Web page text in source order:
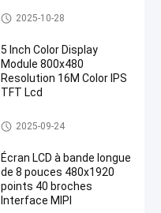
Affichage LCD TFT
2025-10-28
5 Inch Color Display
Module 800x480
Resolution 16M Color IPS
TFT Lcd
Affichage LCD TFT
2025-09-24
Écran LCD à bande longue
de 8 pouces 480x1920
points 40 broches
Interface MIPI